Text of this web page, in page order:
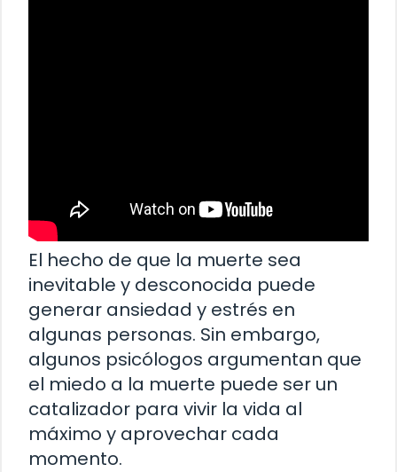
El hecho de que la muerte sea
inevitable y desconocida puede
generar ansiedad y estrés en
algunas personas. Sin embargo,
algunos psicólogos argumentan que
el miedo a la muerte puede ser un
catalizador para vivir la vida al
máximo y aprovechar cada
momento.